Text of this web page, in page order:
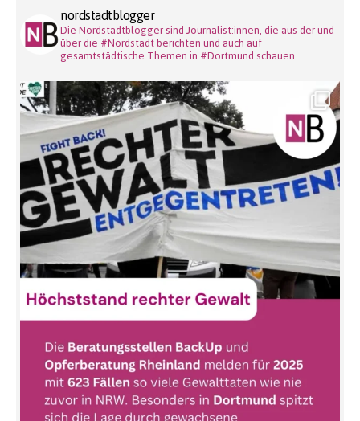
nordstadtblogger
Die Nordstadtblogger sind Journalist:innen, die aus der und
über die #Nordstadt berichten und auch auf
gesamtstädtische Themen in #Dortmund schauen